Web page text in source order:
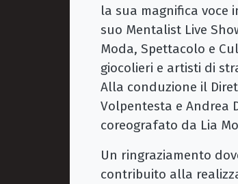
la sua magnifica voce
suo Mentalist Live
Moda, Spettacolo e
giocolieri e artisti di
Alla conduzione il
Volpentesta e Andrea
coreografato da Lia
Un ringraziamento
contribuito alla